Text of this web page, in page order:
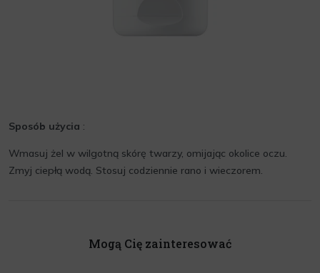
Sposób użycia :
Wmasuj żel w wilgotną skórę twarzy, omijając okolice oczu.
Zmyj ciepłą wodą. Stosuj codziennie rano i wieczorem.
Mogą Cię zainteresować